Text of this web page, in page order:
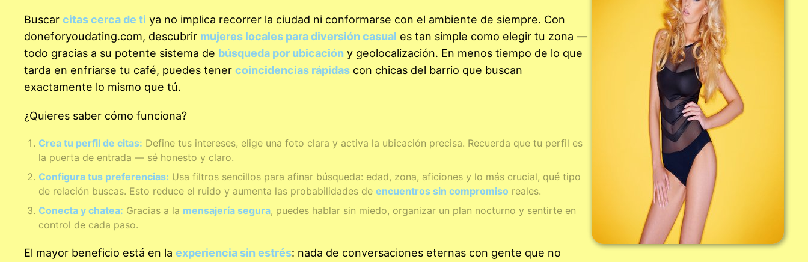
Buscar citas cerca de ti ya no implica recorrer la ciudad ni conformarse con el ambiente de siempre. Con
doneforyoudating.com, descubrir mujeres locales para diversión casual es tan simple como elegir tu zona —
todo gracias a su potente sistema de búsqueda por ubicación y geolocalización. En menos tiempo de lo que
tarda en enfriarse tu café, puedes tener coincidencias rápidas con chicas del barrio que buscan
exactamente lo mismo que tú.
¿Quieres saber cómo funciona?
Crea tu perfil de citas: Define tus intereses, elige una foto clara y activa la ubicación precisa. Recuerda que tu perfil es
la puerta de entrada — sé honesto y claro.
Configura tus preferencias: Usa filtros sencillos para afinar búsqueda: edad, zona, aficiones y lo más crucial, qué tipo
de relación buscas. Esto reduce el ruido y aumenta las probabilidades de encuentros sin compromiso reales.
Conecta y chatea: Gracias a la mensajería segura, puedes hablar sin miedo, organizar un plan nocturno y sentirte en
control de cada paso.
El mayor beneficio está en la experiencia sin estrés: nada de conversaciones eternas con gente que no